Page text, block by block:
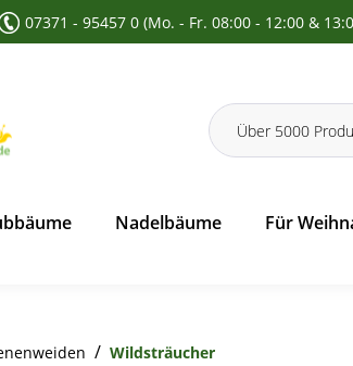
Hauptnavigation springen
07371 - 95457 0 (Mo. - Fr. 08:00 - 12:00 &
Nadelbäume Für
/ Wildsträucher